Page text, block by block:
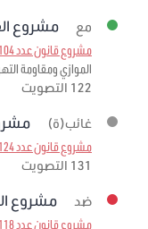
مع مشروع القانون
مشروع قانون عدد 2020/104
الموازي ومقاومة
122 التصويت
غائب(ة) مشروع
مشروع قانون عدد 2020/124
131 التصويت
ضد مشروع القانون
مشروع قانون عدد 2020/118